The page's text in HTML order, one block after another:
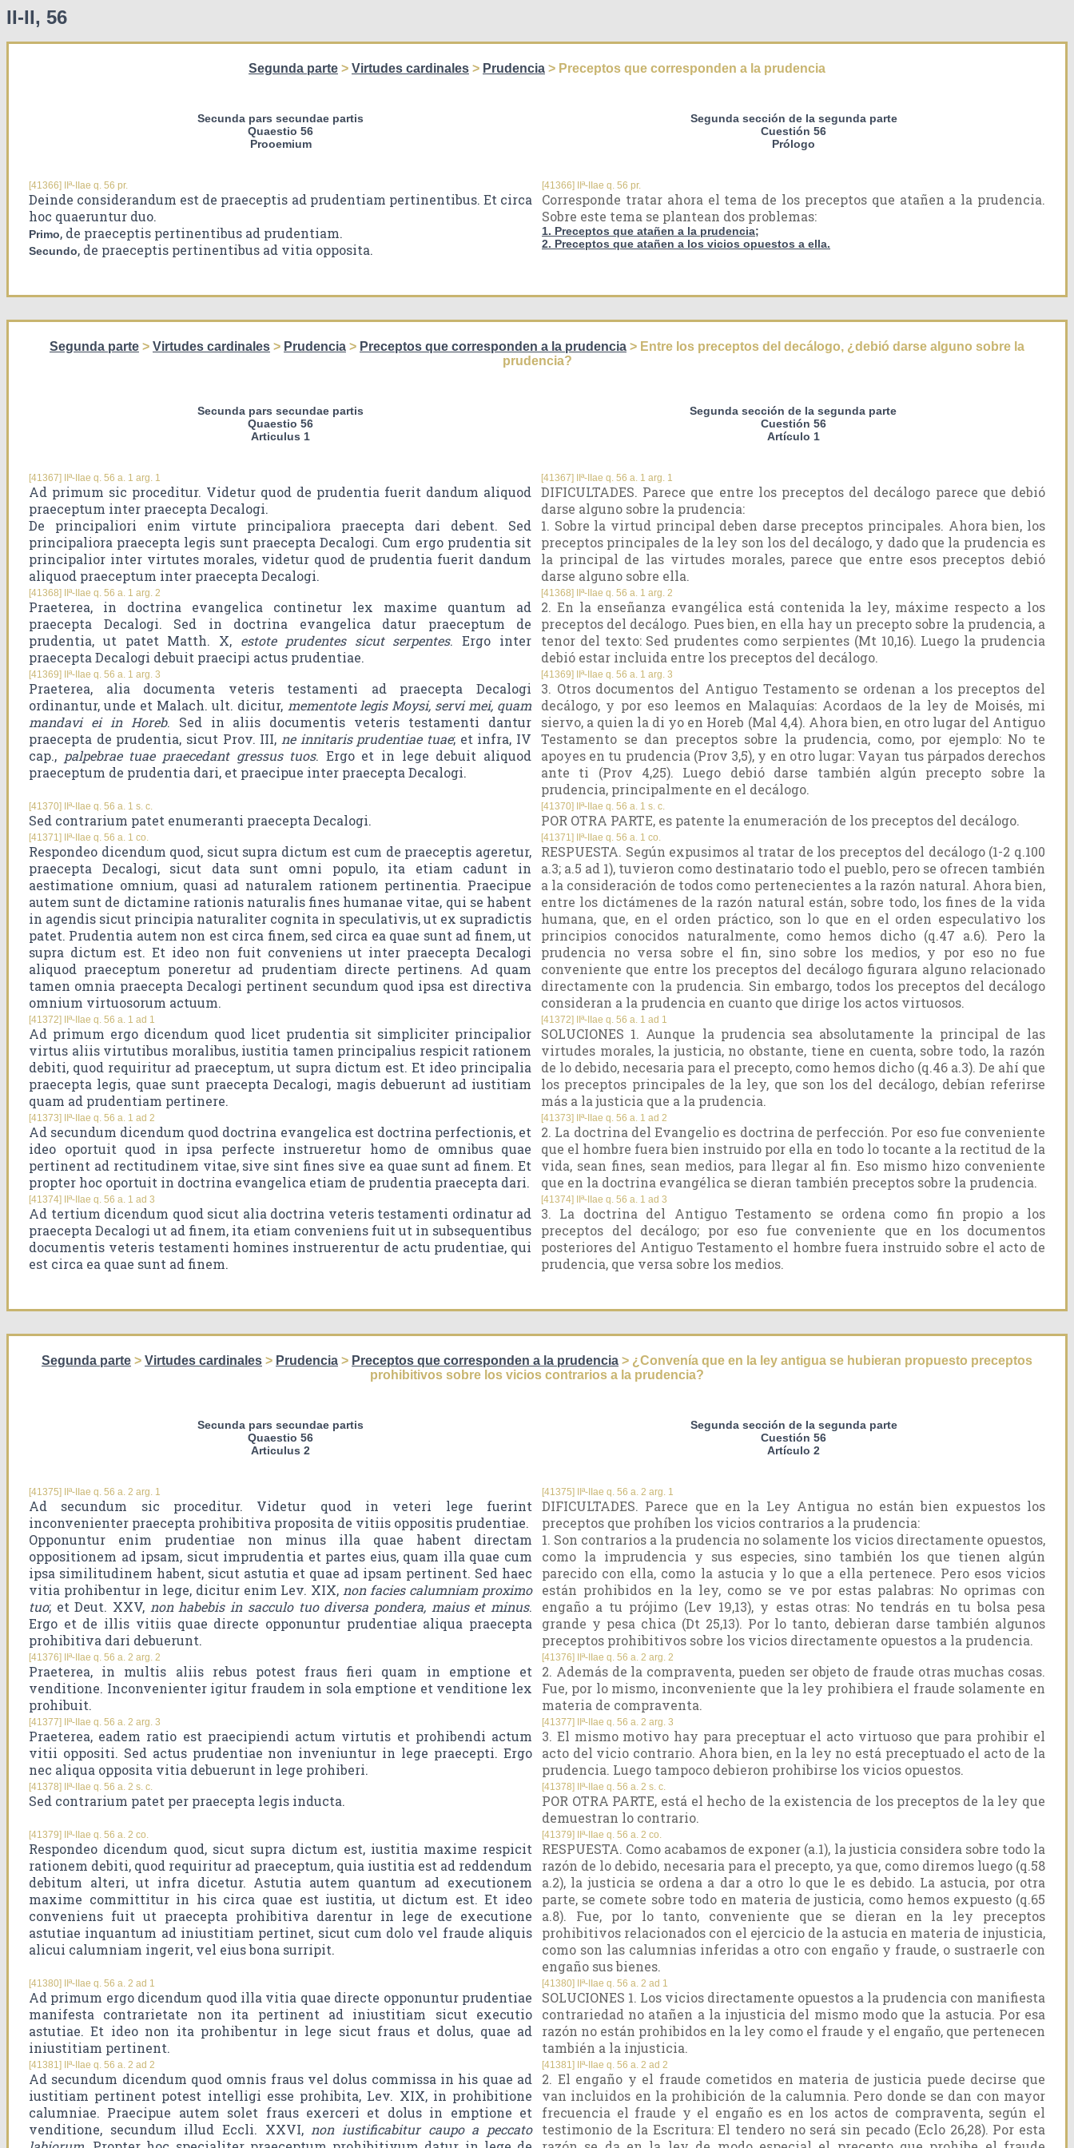
II-II, 56
Segunda parte > Virtudes cardinales > Prudencia > Preceptos que corresponden a la prudencia
Secunda pars secundae partis
Quaestio 56
Prooemium
[41366] IIª-IIae q. 56 pr.
Deinde considerandum est de praeceptis ad prudentiam pertinentibus. Et circa
hoc quaeruntur duo.
Primo, de praeceptis pertinentibus ad prudentiam.
Secundo, de praeceptis pertinentibus ad vitia opposita.
Segunda sección de la segunda parte
Cuestión 56
Prólogo
[41366] IIª-IIae q. 56 pr.
Corresponde tratar ahora el tema de los preceptos que atañen a la prudencia.
Sobre este tema se plantean dos problemas:
1. Preceptos que atañen a la prudencia;
2. Preceptos que atañen a los vicios opuestos a ella.
Segunda parte > Virtudes cardinales > Prudencia > Preceptos que corresponden a la prudencia > Entre los preceptos del decálogo, ¿debió darse alguno sobre la
prudencia?
Secunda pars secundae partis
Quaestio 56
Articulus 1
[41367] IIª-IIae q. 56 a. 1 arg. 1
Ad primum sic proceditur. Videtur quod de prudentia fuerit dandum aliquod
praeceptum inter praecepta Decalogi.
De principaliori enim virtute principaliora praecepta dari debent. Sed
principaliora praecepta legis sunt praecepta Decalogi. Cum ergo prudentia sit
principalior inter virtutes morales, videtur quod de prudentia fuerit dandum
aliquod praeceptum inter praecepta Decalogi.
Segunda sección de la segunda parte
Cuestión 56
Artículo 1
[41367] IIª-IIae q. 56 a. 1 arg. 1
DIFICULTADES. Parece que entre los preceptos del decálogo parece que debió
darse alguno sobre la prudencia:
1. Sobre la virtud principal deben darse preceptos principales. Ahora bien, los
preceptos principales de la ley son los del decálogo, y dado que la prudencia es
la principal de las virtudes morales, parece que entre esos preceptos debió
darse alguno sobre ella.
[41368] IIª-IIae q. 56 a. 1 arg. 2
Praeterea, in doctrina evangelica continetur lex maxime quantum ad
praecepta Decalogi. Sed in doctrina evangelica datur praeceptum de
prudentia, ut patet Matth. X, estote prudentes sicut serpentes. Ergo inter
praecepta Decalogi debuit praecipi actus prudentiae.
[41368] IIª-IIae q. 56 a. 1 arg. 2
2. En la enseñanza evangélica está contenida la ley, máxime respecto a los
preceptos del decálogo. Pues bien, en ella hay un precepto sobre la prudencia, a
tenor del texto: Sed prudentes como serpientes (Mt 10,16). Luego la prudencia
debió estar incluida entre los preceptos del decálogo.
[41369] IIª-IIae q. 56 a. 1 arg. 3
Praeterea, alia documenta veteris testamenti ad praecepta Decalogi
ordinantur, unde et Malach. ult. dicitur, mementote legis Moysi, servi mei, quam
mandavi ei in Horeb. Sed in aliis documentis veteris testamenti dantur
praecepta de prudentia, sicut Prov. III, ne innitaris prudentiae tuae; et infra, IV
cap., palpebrae tuae praecedant gressus tuos. Ergo et in lege debuit aliquod
praeceptum de prudentia dari, et praecipue inter praecepta Decalogi.
[41369] IIª-IIae q. 56 a. 1 arg. 3
3. Otros documentos del Antiguo Testamento se ordenan a los preceptos del
decálogo, y por eso leemos en Malaquías: Acordaos de la ley de Moisés, mi
siervo, a quien la di yo en Horeb (Mal 4,4). Ahora bien, en otro lugar del Antiguo
Testamento se dan preceptos sobre la prudencia, como, por ejemplo: No te
apoyes en tu prudencia (Prov 3,5), y en otro lugar: Vayan tus párpados derechos
ante ti (Prov 4,25). Luego debió darse también algún precepto sobre la
prudencia, principalmente en el decálogo.
[41370] IIª-IIae q. 56 a. 1 s. c.
Sed contrarium patet enumeranti praecepta Decalogi.
[41370] IIª-IIae q. 56 a. 1 s. c.
POR OTRA PARTE, es patente la enumeración de los preceptos del decálogo.
[41371] IIª-IIae q. 56 a. 1 co.
Respondeo dicendum quod, sicut supra dictum est cum de praeceptis ageretur,
praecepta Decalogi, sicut data sunt omni populo, ita etiam cadunt in
aestimatione omnium, quasi ad naturalem rationem pertinentia. Praecipue
autem sunt de dictamine rationis naturalis fines humanae vitae, qui se habent
in agendis sicut principia naturaliter cognita in speculativis, ut ex supradictis
patet. Prudentia autem non est circa finem, sed circa ea quae sunt ad finem, ut
supra dictum est. Et ideo non fuit conveniens ut inter praecepta Decalogi
aliquod praeceptum poneretur ad prudentiam directe pertinens. Ad quam
tamen omnia praecepta Decalogi pertinent secundum quod ipsa est directiva
omnium virtuosorum actuum.
[41371] IIª-IIae q. 56 a. 1 co.
RESPUESTA. Según expusimos al tratar de los preceptos del decálogo (1-2 q.100
a.3; a.5 ad 1), tuvieron como destinatario todo el pueblo, pero se ofrecen también
a la consideración de todos como pertenecientes a la razón natural. Ahora bien,
entre los dictámenes de la razón natural están, sobre todo, los fines de la vida
humana, que, en el orden práctico, son lo que en el orden especulativo los
principios conocidos naturalmente, como hemos dicho (q.47 a.6). Pero la
prudencia no versa sobre el fin, sino sobre los medios, y por eso no fue
conveniente que entre los preceptos del decálogo figurara alguno relacionado
directamente con la prudencia. Sin embargo, todos los preceptos del decálogo
consideran a la prudencia en cuanto que dirige los actos virtuosos.
[41372] IIª-IIae q. 56 a. 1 ad 1
Ad primum ergo dicendum quod licet prudentia sit simpliciter principalior
virtus aliis virtutibus moralibus, iustitia tamen principalius respicit rationem
debiti, quod requiritur ad praeceptum, ut supra dictum est. Et ideo principalia
praecepta legis, quae sunt praecepta Decalogi, magis debuerunt ad iustitiam
quam ad prudentiam pertinere.
[41372] IIª-IIae q. 56 a. 1 ad 1
SOLUCIONES 1. Aunque la prudencia sea absolutamente la principal de las
virtudes morales, la justicia, no obstante, tiene en cuenta, sobre todo, la razón
de lo debido, necesaria para el precepto, como hemos dicho (q.46 a.3). De ahí que
los preceptos principales de la ley, que son los del decálogo, debían referirse
más a la justicia que a la prudencia.
[41373] IIª-IIae q. 56 a. 1 ad 2
Ad secundum dicendum quod doctrina evangelica est doctrina perfectionis, et
ideo oportuit quod in ipsa perfecte instrueretur homo de omnibus quae
pertinent ad rectitudinem vitae, sive sint fines sive ea quae sunt ad finem. Et
propter hoc oportuit in doctrina evangelica etiam de prudentia praecepta dari.
[41373] IIª-IIae q. 56 a. 1 ad 2
2. La doctrina del Evangelio es doctrina de perfección. Por eso fue conveniente
que el hombre fuera bien instruido por ella en todo lo tocante a la rectitud de la
vida, sean fines, sean medios, para llegar al fin. Eso mismo hizo conveniente
que en la doctrina evangélica se dieran también preceptos sobre la prudencia.
[41374] IIª-IIae q. 56 a. 1 ad 3
Ad tertium dicendum quod sicut alia doctrina veteris testamenti ordinatur ad
praecepta Decalogi ut ad finem, ita etiam conveniens fuit ut in subsequentibus
documentis veteris testamenti homines instruerentur de actu prudentiae, qui
est circa ea quae sunt ad finem.
[41374] IIª-IIae q. 56 a. 1 ad 3
3. La doctrina del Antiguo Testamento se ordena como fin propio a los
preceptos del decálogo; por eso fue conveniente que en los documentos
posteriores del Antiguo Testamento el hombre fuera instruido sobre el acto de
prudencia, que versa sobre los medios.
Segunda parte > Virtudes cardinales > Prudencia > Preceptos que corresponden a la prudencia > ¿Convenía que en la ley antigua se hubieran propuesto preceptos
prohibitivos sobre los vicios contrarios a la prudencia?
Secunda pars secundae partis
Quaestio 56
Articulus 2
[41375] IIª-IIae q. 56 a. 2 arg. 1
Ad secundum sic proceditur. Videtur quod in veteri lege fuerint
inconvenienter praecepta prohibitiva proposita de vitiis oppositis prudentiae.
Opponuntur enim prudentiae non minus illa quae habent directam
oppositionem ad ipsam, sicut imprudentia et partes eius, quam illa quae cum
ipsa similitudinem habent, sicut astutia et quae ad ipsam pertinent. Sed haec
vitia prohibentur in lege, dicitur enim Lev. XIX, non facies calumniam proximo
tuo; et Deut. XXV, non habebis in sacculo tuo diversa pondera, maius et minus.
Ergo et de illis vitiis quae directe opponuntur prudentiae aliqua praecepta
prohibitiva dari debuerunt.
Segunda sección de la segunda parte
Cuestión 56
Artículo 2
[41375] IIª-IIae q. 56 a. 2 arg. 1
DIFICULTADES. Parece que en la Ley Antigua no están bien expuestos los
preceptos que prohíben los vicios contrarios a la prudencia:
1. Son contrarios a la prudencia no solamente los vicios directamente opuestos,
como la imprudencia y sus especies, sino también los que tienen algún
parecido con ella, como la astucia y lo que a ella pertenece. Pero esos vicios
están prohibidos en la ley, como se ve por estas palabras: No oprimas con
engaño a tu prójimo (Lev 19,13), y estas otras: No tendrás en tu bolsa pesa
grande y pesa chica (Dt 25,13). Por lo tanto, debieran darse también algunos
preceptos prohibitivos sobre los vicios directamente opuestos a la prudencia.
[41376] IIª-IIae q. 56 a. 2 arg. 2
Praeterea, in multis aliis rebus potest fraus fieri quam in emptione et
venditione. Inconvenienter igitur fraudem in sola emptione et venditione lex
prohibuit.
[41376] IIª-IIae q. 56 a. 2 arg. 2
2. Además de la compraventa, pueden ser objeto de fraude otras muchas cosas.
Fue, por lo mismo, inconveniente que la ley prohibiera el fraude solamente en
materia de compraventa.
[41377] IIª-IIae q. 56 a. 2 arg. 3
Praeterea, eadem ratio est praecipiendi actum virtutis et prohibendi actum
vitii oppositi. Sed actus prudentiae non inveniuntur in lege praecepti. Ergo
nec aliqua opposita vitia debuerunt in lege prohiberi.
[41377] IIª-IIae q. 56 a. 2 arg. 3
3. El mismo motivo hay para preceptuar el acto virtuoso que para prohibir el
acto del vicio contrario. Ahora bien, en la ley no está preceptuado el acto de la
prudencia. Luego tampoco debieron prohibirse los vicios opuestos.
[41378] IIª-IIae q. 56 a. 2 s. c.
Sed contrarium patet per praecepta legis inducta.
[41378] IIª-IIae q. 56 a. 2 s. c.
POR OTRA PARTE, está el hecho de la existencia de los preceptos de la ley que
demuestran lo contrario.
[41379] IIª-IIae q. 56 a. 2 co.
Respondeo dicendum quod, sicut supra dictum est, iustitia maxime respicit
rationem debiti, quod requiritur ad praeceptum, quia iustitia est ad reddendum
debitum alteri, ut infra dicetur. Astutia autem quantum ad executionem
maxime committitur in his circa quae est iustitia, ut dictum est. Et ideo
conveniens fuit ut praecepta prohibitiva darentur in lege de executione
astutiae inquantum ad iniustitiam pertinet, sicut cum dolo vel fraude aliquis
alicui calumniam ingerit, vel eius bona surripit.
[41379] IIª-IIae q. 56 a. 2 co.
RESPUESTA. Como acabamos de exponer (a.1), la justicia considera sobre todo la
razón de lo debido, necesaria para el precepto, ya que, como diremos luego (q.58
a.2), la justicia se ordena a dar a otro lo que le es debido. La astucia, por otra
parte, se comete sobre todo en materia de justicia, como hemos expuesto (q.65
a.8). Fue, por lo tanto, conveniente que se dieran en la ley preceptos
prohibitivos relacionados con el ejercicio de la astucia en materia de injusticia,
como son las calumnias inferidas a otro con engaño y fraude, o sustraerle con
engaño sus bienes.
[41380] IIª-IIae q. 56 a. 2 ad 1
Ad primum ergo dicendum quod illa vitia quae directe opponuntur prudentiae
manifesta contrarietate non ita pertinent ad iniustitiam sicut executio
astutiae. Et ideo non ita prohibentur in lege sicut fraus et dolus, quae ad
iniustitiam pertinent.
[41380] IIª-IIae q. 56 a. 2 ad 1
SOLUCIONES 1. Los vicios directamente opuestos a la prudencia con manifiesta
contrariedad no atañen a la injusticia del mismo modo que la astucia. Por esa
razón no están prohibidos en la ley como el fraude y el engaño, que pertenecen
también a la injusticia.
[41381] IIª-IIae q. 56 a. 2 ad 2
Ad secundum dicendum quod omnis fraus vel dolus commissa in his quae ad
iustitiam pertinent potest intelligi esse prohibita, Lev. XIX, in prohibitione
calumniae. Praecipue autem solet fraus exerceri et dolus in emptione et
venditione, secundum illud Eccli. XXVI, non iustificabitur caupo a peccato
[41381] IIª-IIae q. 56 a. 2 ad 2
2. El engaño y el fraude cometidos en materia de justicia puede decirse que
van incluidos en la prohibición de la calumnia. Pero donde se dan con mayor
frecuencia el fraude y el engaño es en los actos de compraventa, según el
testimonio de la Escritura: El tendero no será sin pecado (Eclo 26,28). Por esta